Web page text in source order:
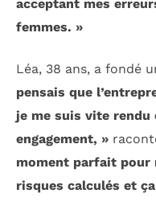
acceptant mes
femmes. »
Léa, 38 ans, a fondé
pensais que
je me suis vite rendu
engagement, »
moment parfait pour
risques calculés et